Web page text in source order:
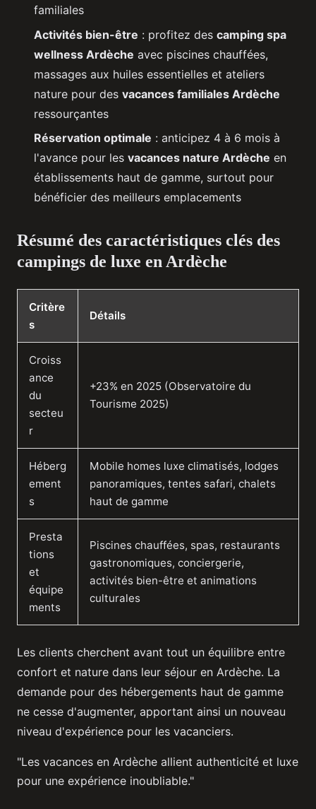
familiales
Activités bien-être : profitez des camping spa
wellness Ardèche avec piscines chauffées,
massages aux huiles essentielles et ateliers
nature pour des vacances familiales Ardèche
ressourçantes
Réservation optimale : anticipez 4 à 6 mois à
l'avance pour les vacances nature Ardèche en
établissements haut de gamme, surtout pour
bénéficier des meilleurs emplacements
Résumé des caractéristiques clés des
campings de luxe en Ardèche
Critère
s
Détails
Croiss
ance
du
secteu
r
+23% en 2025 (Observatoire du
Tourisme 2025)
Héberg
ement
s
Mobile homes luxe climatisés, lodges
panoramiques, tentes safari, chalets
haut de gamme
Presta
tions
et
équipe
ments
Piscines chauffées, spas, restaurants
gastronomiques, conciergerie,
activités bien-être et animations
culturales
Les clients cherchent avant tout un équilibre entre
confort et nature dans leur séjour en Ardèche. La
demande pour des hébergements haut de gamme
ne cesse d'augmenter, apportant ainsi un nouveau
niveau d'expérience pour les vacanciers.
"Les vacances en Ardèche allient authenticité et luxe
pour une expérience inoubliable."